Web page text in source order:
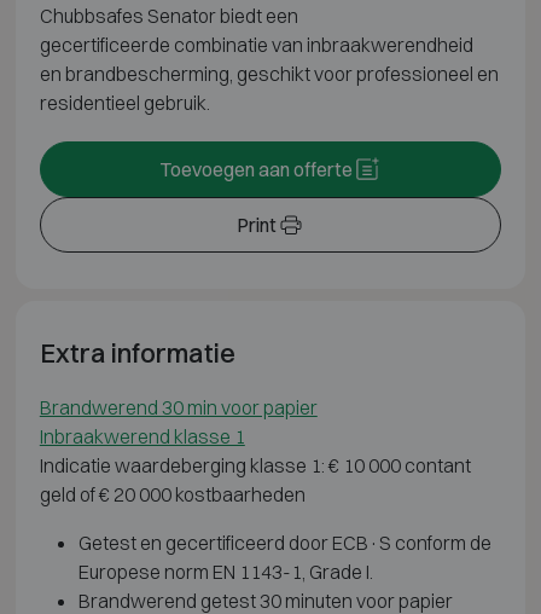
Chubbsafes Senator biedt een
gecertificeerde combinatie van inbraakwerendheid
en brandbescherming, geschikt voor professioneel en
residentieel gebruik.
Print
Toevoegen aan offerte
Extra informatie
Brandwerend 30 min voor papier
Inbraakwerend klasse 1
Indicatie waardeberging klasse 1: € 10 000 contant
geld of € 20 000 kostbaarheden
Getest en gecertificeerd door ECB·S conform de
Europese norm EN 1143-1, Grade I.
Brandwerend getest 30 minuten voor papier